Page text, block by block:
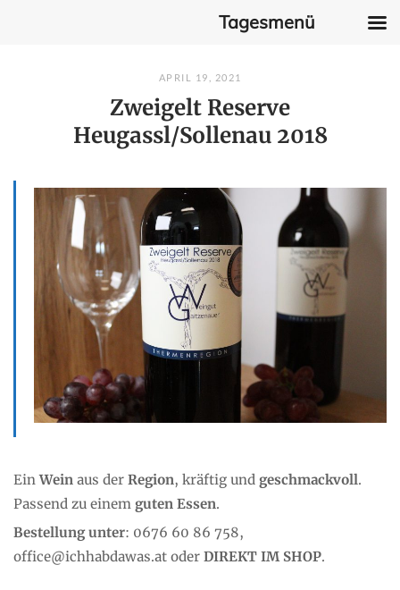
APRIL 19, 2021
Zweigelt Reserve
Heugassl/Sollenau 2018
EinWein aus der Region, kräftig und geschmackvoll.
Passend zu einem guten Essen.
Bestellung unter: 0676 60 86 758,
office@ichhabdawas.at oder DIREKT IM SHOP.
Tagesmenü